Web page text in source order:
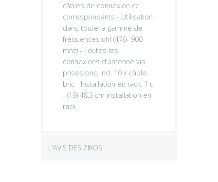
câbles de connexion cc
correspondants - Utilisation
dans toute la gamme de
fréquences uhf (470- 900
mhz) - Toutes les
connexions d'antenne via
prises bnc, incl. 10 x câble
bnc - Installation en rack, 1 u
- (19) 48,3 cm installation en
rack
L'AVIS DES ZIKOS